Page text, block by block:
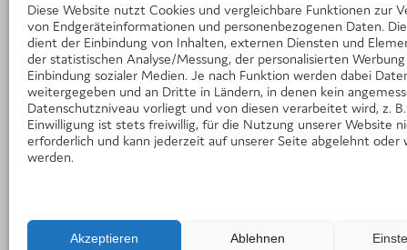
Diese Website nutzt Cookies und vergleichbare Funktionen zur
von Endgeräteinformationen und personenbezogenen Daten.
dient der Einbindung von Inhalten, externen Diensten und
der statistischen Analyse/Messung, der personalisierten
Einbindung sozialer Medien. Je nach Funktion werden dabei
weitergegeben und an Dritte in Ländern, in denen kein
Datenschutzniveau vorliegt und von diesen verarbeitet wird, z.
Einwilligung ist stets freiwillig, für die Nutzung unserer Website
erforderlich und kann jederzeit auf unserer Seite abgelehnt oder
werden.
Akzeptieren Ablehnen
Kontakt
BürgerStiftung Ludwigshafen am Rhein
c/o Klinikum Ludwigshafen
Bremserstraße 79
D-67063 Ludwigshafen